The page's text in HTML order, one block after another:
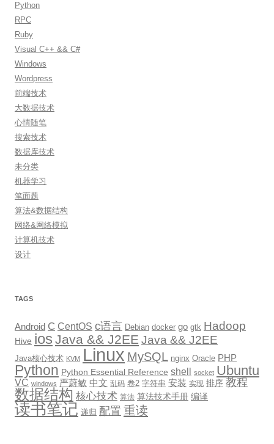
Python
RPC
Ruby
Visual C++ && C#
Windows
Wordpress
前端技术
大数据技术
心情随笔
搜索技术
数据库技术
未分类
机器学习
笔面题
算法&数据结构
网络&网络模拟
计算机技术
设计
TAGS
Android C CentOS c语言 Debian docker go gtk Hadoop
Hive ios Java && J2EE Java && J2EE
Java核心技术 KVM Linux MySQL nginx Oracle PHP
Python Python Essential Reference shell socket Ubuntu
VC windows 严蔚敏 中文 乱码 卷2 字符串 安装 实现 排序 教程
数据结构 核心技术 算法 算法技术手册 编译
读书笔记 递归 配置 重读